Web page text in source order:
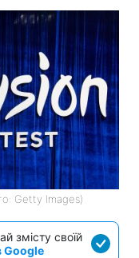
Getty Images)
змісту своїй
Google